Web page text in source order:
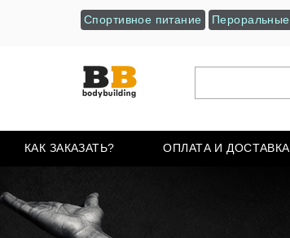
Спортивное питание Пероральные
КАК ЗАКАЗАТЬ? ОПЛАТА И ДОСТАВКА